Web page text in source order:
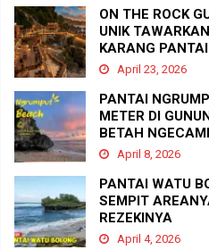
ON THE ROCK
UNIK
KARANG
April 23, 2026
PANTAI
METER DI
BETAH
April 8, 2026
PANTAI WATU
SEMPIT
REZEKINYA
April 4, 2026